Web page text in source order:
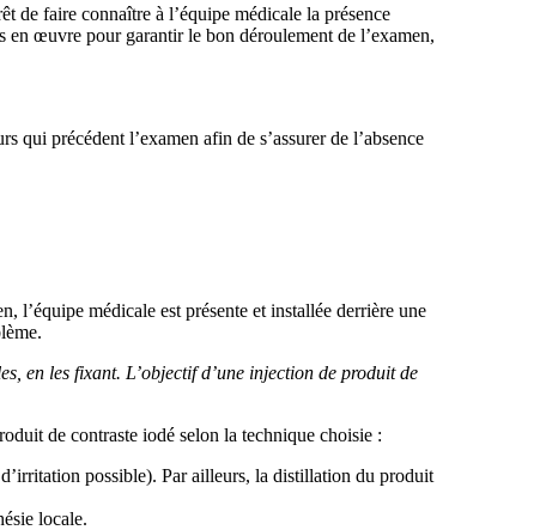
de faire connaître à l’équipe médicale la présence
en œuvre pour garantir le bon déroulement de l’examen,
qui précédent l’examen afin de s’assurer de l’absence
l’équipe médicale est présente et installée derrière une
en les fixant. L’objectif d’une injection de produit de
de contraste iodé selon la technique choisie :
possible). Par ailleurs, la distillation du produit
locale.